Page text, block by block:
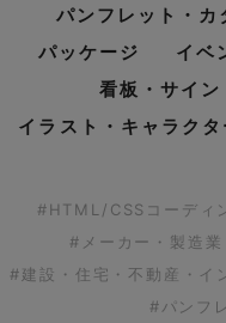
パンフレット・カ
パッケージ
イベ
看板・サイン
イラスト・キャラクタ
#HTML/CSSコーディ
#メーカー・製造
#建設・住宅・不動産・イ
#パンフ